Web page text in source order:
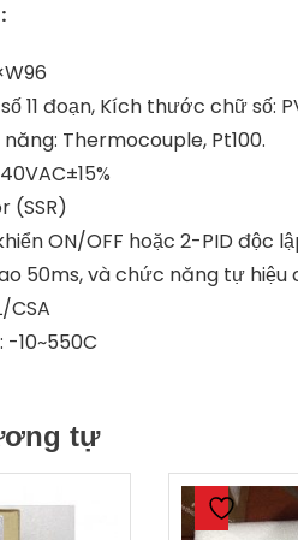
11 đoạn, Kích thước chữ số:
Thermocouple, Pt100.
(SSR)
ON/OFF hoặc 2-PID độc
50ms, và chức năng tự
CSA
-10~550C
tự